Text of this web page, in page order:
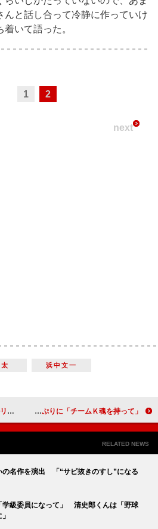
んと話し合って冷静に作っていけ
いて語った。
1 2
next
浜中文一
た」 ＡＫＢ４８大島優子が最後のチームＫ公演 気合たっぷりに「チームＫ魂を持って」
RELATED NEWS
の名作を演出 「“サビ抜きのすし”になる
学級委員になって」 清史郎くんは「野球